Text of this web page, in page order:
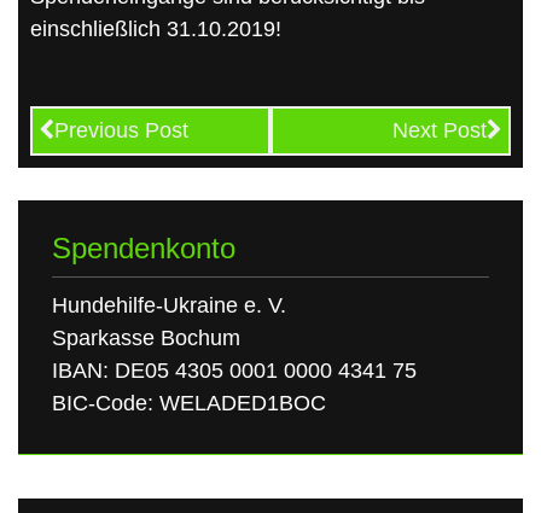
einschließlich 31.10.2019!
Previous Post Next Post
Spendenkonto
Hundehilfe-Ukraine e. V.
Sparkasse Bochum
IBAN: DE05 4305 0001 0000 4341 75
BIC-Code: WELADED1BOC